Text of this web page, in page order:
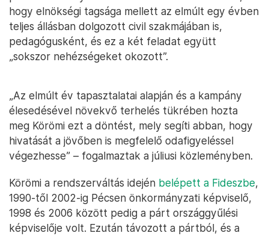
hogy elnökségi tagsága mellett az elmúlt egy évben
teljes állásban dolgozott civil szakmájában is,
pedagógusként, és ez a két feladat együtt
„sokszor nehézségeket okozott”.
„Az elmúlt év tapasztalatai alapján és a kampány
élesedésével növekvő terhelés tükrében hozta
meg Körömi ezt a döntést, mely segíti abban, hogy
hivatását a jövőben is megfelelő odafigyeléssel
végezhesse” – fogalmaztak a júliusi közleményben.
Körömi a rendszerváltás idején belépett a Fideszbe,
1990-től 2002-ig Pécsen önkormányzati képviselő,
1998 és 2006 között pedig a párt országgyűlési
képviselője volt. Ezután távozott a pártból, és a